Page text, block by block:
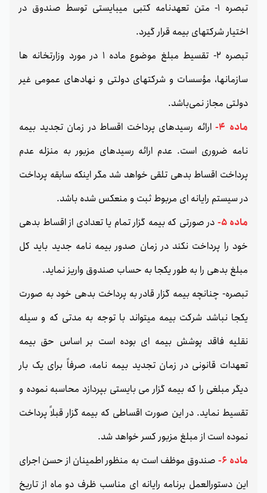
تبصره 1- متن تعهدنامه کتبی میبایستی توسط صندوق در
اختیار شرکتهای بیمه قرار گیرد.
تبصره 2- تقسيط مبلغ موضوع ماده 1 در مورد وزارتخانه ها
سازمانها، مؤسسات و شرکتهای دولتی و نهادهای عمومی غیر
دولتی مجاز نمی‌باشد.
ماده 4-
ارائه رسیدهای پرداخت اقساط در زمان تجدید بیمه
نامه ضروری است. عدم ارائه رسیدهای مزبور به منزله عدم
پرداخت اقساط بدهی تلقی خواهد شد مگر اینکه سابقه پرداخت
در سیستم رایانه ای مربوط ثبت و منعکس شده باشد.
ماده 5-
در صورتی که بیمه گزار تمام یا تعدادی از اقساط بدهی
خود را پرداخت نکند در زمان صدور بیمه نامه جدید باید کل
مبلغ بدهی را به طور یکجا به حساب صندوق واریز نماید.
تبصره- چنانچه بیمه گزار قادر به پرداخت بدهی خود به صورت
یکجا نباشد شرکت بیمه میتواند با توجه به مدتی که و سیله
نقلیه فاقد پوشش بیمه ای بوده است بر اساس حق بیمه
تعهدات قانونی در زمان تجدید بیمه نامه، صرفاً برای یک بار
دیگر مبلغی را که بیمه گزار می بایستی بپردازد محاسبه نموده و
تقسیط نماید. در این صورت اقساطی که بیمه گزار قبلاً پرداخت
نموده است از مبلغ مزبور کسر خواهد شد.
ماده 6-
صندوق موظف است به منظور اطمینان از حسن اجرای
این دستورالعمل برنامه رایانه ای مناسب ظرف دو ماه از تاریخ